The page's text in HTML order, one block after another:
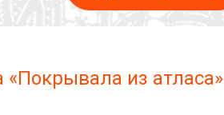
«Покрывала из атласа»